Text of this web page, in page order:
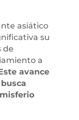
asiático
su
de
a
avance